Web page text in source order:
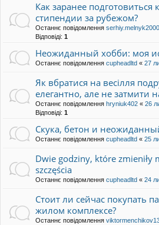
Как заранее
стипендии за рубежом?
Останнє повідомлення serhiy.melnyk2000
Відповіді: 1
Неожиданный хобби: моя
Останнє повідомлення cupheadltd « 27
Як вбратися на весілля
елегантно, але не затмити
Останнє повідомлення hryniuk402 « 26
Відповіді: 1
Скука, бетон и
Останнє повідомлення cupheadltd « 25
Dwie godziny, które zmieniły
szczęścia
Останнє повідомлення cupheadltd « 24
Стоит ли сейчас покупать
жилом комплексе?
Останнє повідомлення